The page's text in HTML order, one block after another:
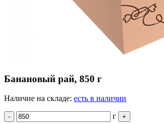
Банановый рай, 850 г
Наличие на складе: есть в наличии
- г +